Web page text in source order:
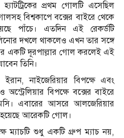
প্রথম গোলটি এসেছিল
বিশ্বকাপে বক্সের বাইরে থেকে
পাঁচে। এতদিন এই রেকর্ডটি
দখলে থাকলেও এখন তার সঙ্গে
একটি দূরপাল্লার গোল করলেই এই
তিনি।
নাইজেরিয়ার বিপক্ষে এবং
বিপক্ষে বক্সের বাইরে
এবারের আসরে আলজেরিয়ার
আরেকটি গোল।
ম্যাচটি শুধু একটি গ্রুপ ম্যাচ নয়,